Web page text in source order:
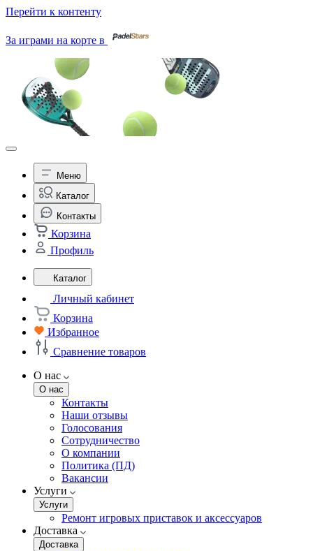
Перейти к контенту
За играми на корте в
Меню
Каталог
Контакты
Корзина
Профиль
Каталог
Личный кабинет
Корзина
Избранное
Сравнение товаров
О нас
О нас
Контакты
Наши отзывы
Голосования
Сотрудничество
О компании
Политика (ПД)
Вакансии
Услуги
Услуги
Ремонт игровых приставок и аксессуаров
Доставка
Доставка